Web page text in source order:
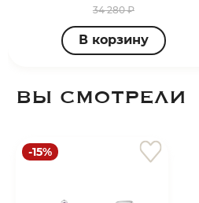
34 280 ₽
В корзину
ВЫ СМОТРЕЛИ
-15%